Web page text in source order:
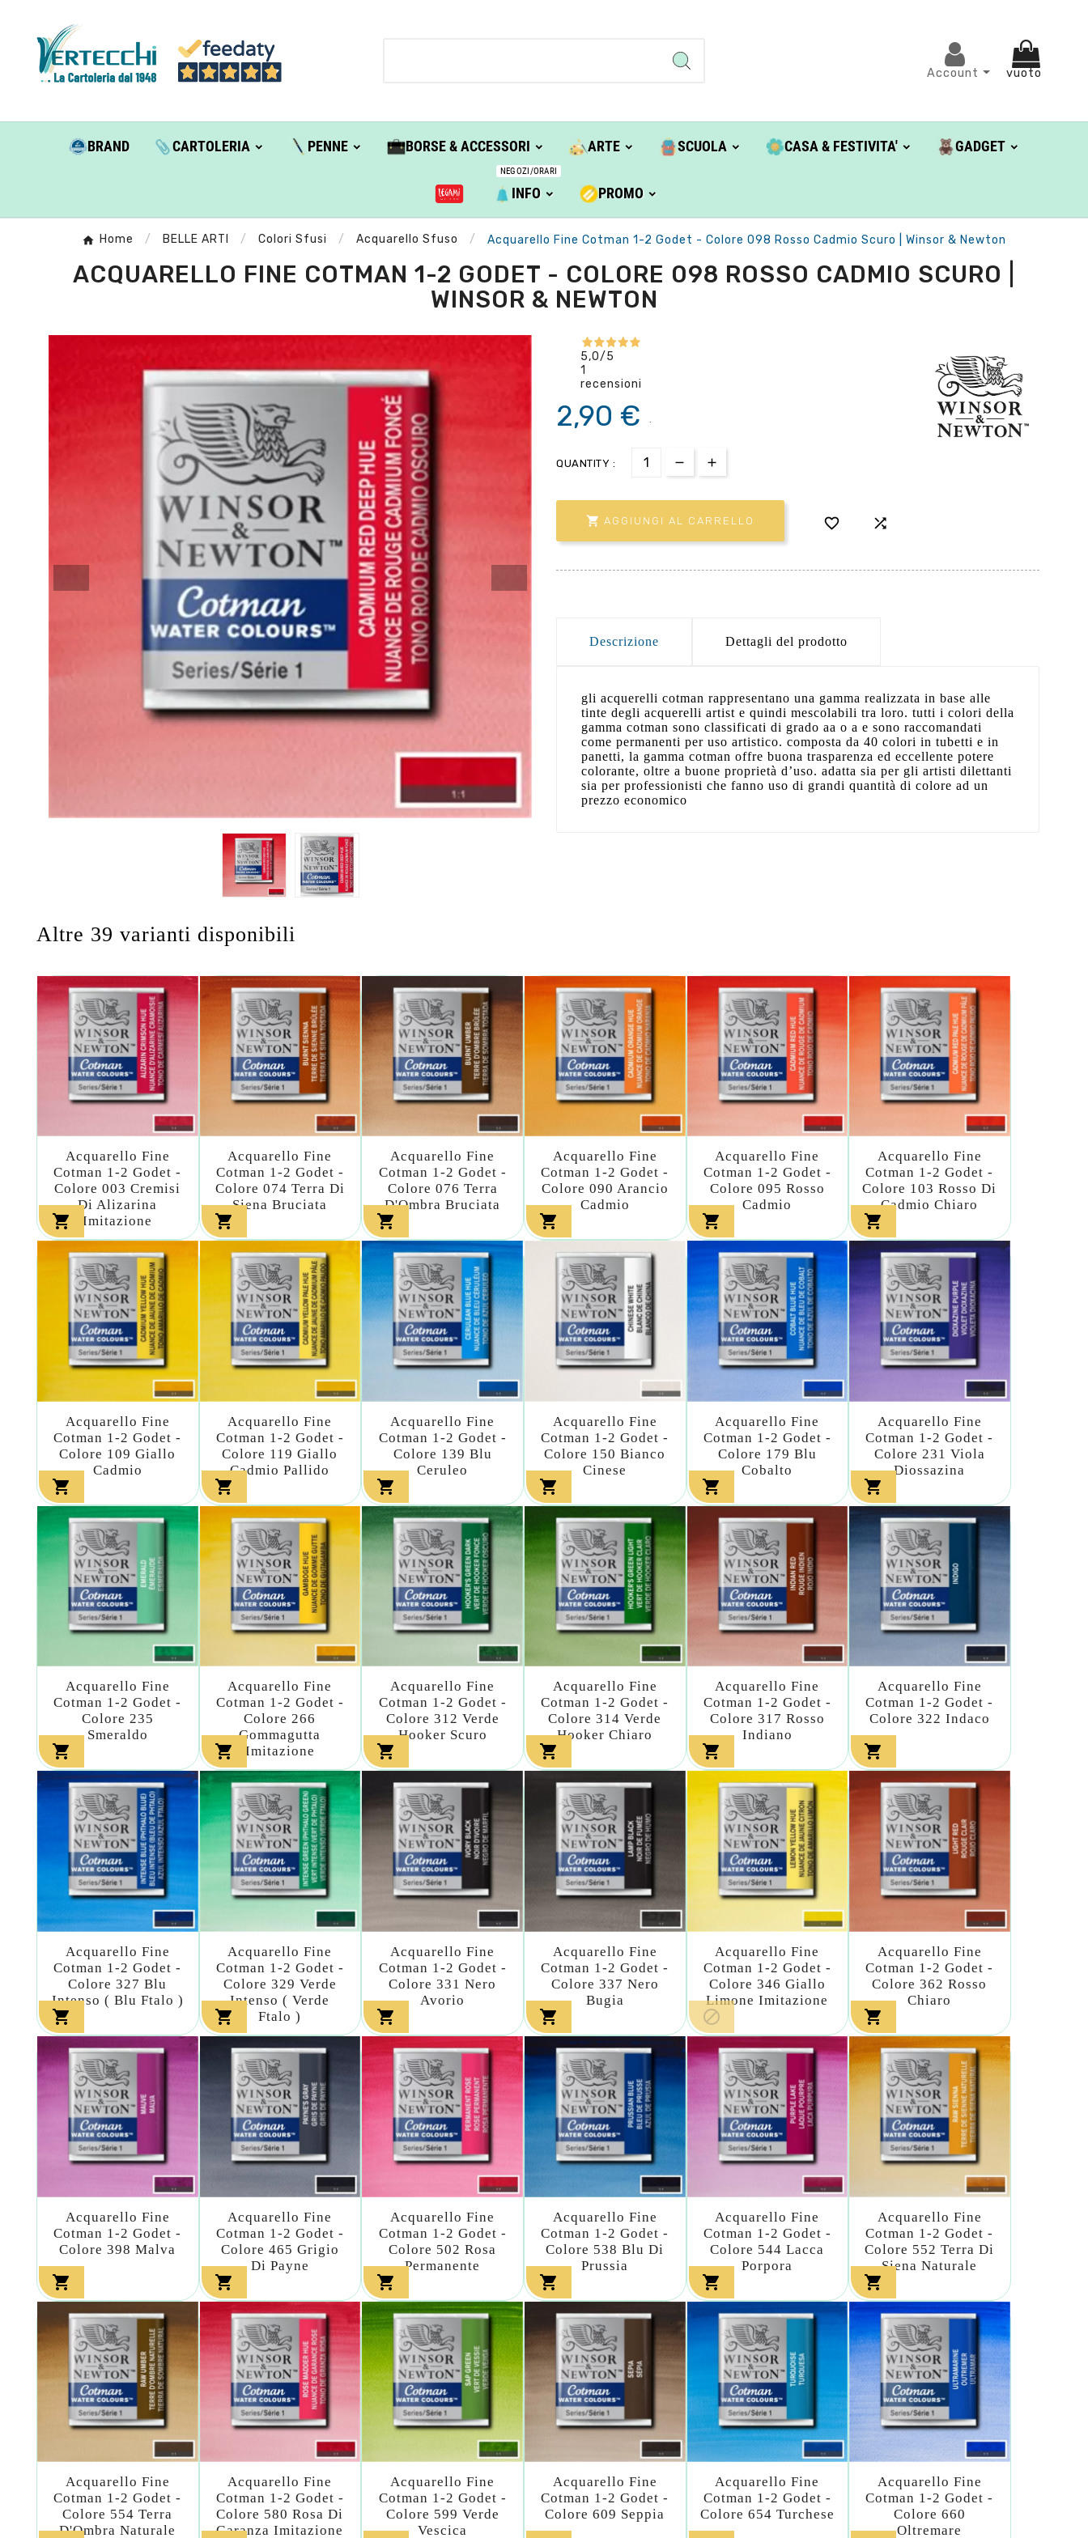
Account vuoto
BRAND CARTOLERIA PENNE BORSE & ACCESSORI ARTE SCUOLA CASA & FESTIVITA' GADGET
INFO
NEGOZI/ORARI
PROMO
Home BELLE ARTI Colori Sfusi Acquarello Sfuso Acquarello Fine Cotman 1-2 Godet - Colore 098 Rosso Cadmio Scuro | Winsor & Newton
ACQUARELLO FINE COTMAN 1-2 GODET - COLORE 098 ROSSO CADMIO SCURO |
WINSOR & NEWTON
5,0/5
1
recensioni
2,90 €
QUANTITY :
 AGGIUNGI AL CARRELLO  
Descrizione Dettagli del prodotto
gli acquerelli cotman rappresentano una gamma realizzata in base alle
tinte degli acquerelli artist e quindi mescolabili tra loro. tutti i colori della
gamma cotman sono classificati di grado aa o a e sono raccomandati
come permanenti per uso artistico. composta da 40 colori in tubetti e in
panetti, la gamma cotman offre buona trasparenza ed eccellente potere
colorante, oltre a buone proprietà d’uso. adatta sia per gli artisti dilettanti
sia per professionisti che fanno uso di grandi quantità di colore ad un
prezzo economico
Altre 39 varianti disponibili
Acquarello Fine
Cotman 1-2 Godet -
Colore 003 Cremisi
Di Alizarina
Imitazione

Acquarello Fine
Cotman 1-2 Godet -
Colore 074 Terra Di
Siena Bruciata

Acquarello Fine
Cotman 1-2 Godet -
Colore 076 Terra
D'Ombra Bruciata

Acquarello Fine
Cotman 1-2 Godet -
Colore 090 Arancio
Cadmio

Acquarello Fine
Cotman 1-2 Godet -
Colore 095 Rosso
Cadmio

Acquarello Fine
Cotman 1-2 Godet -
Colore 103 Rosso Di
Cadmio Chiaro

Acquarello Fine
Cotman 1-2 Godet -
Colore 109 Giallo
Cadmio

Acquarello Fine
Cotman 1-2 Godet -
Colore 119 Giallo
Cadmio Pallido

Acquarello Fine
Cotman 1-2 Godet -
Colore 139 Blu
Ceruleo

Acquarello Fine
Cotman 1-2 Godet -
Colore 150 Bianco
Cinese

Acquarello Fine
Cotman 1-2 Godet -
Colore 179 Blu
Cobalto

Acquarello Fine
Cotman 1-2 Godet -
Colore 231 Viola
Diossazina

Acquarello Fine
Cotman 1-2 Godet -
Colore 235
Smeraldo

Acquarello Fine
Cotman 1-2 Godet -
Colore 266
Gommagutta
Imitazione

Acquarello Fine
Cotman 1-2 Godet -
Colore 312 Verde
Hooker Scuro

Acquarello Fine
Cotman 1-2 Godet -
Colore 314 Verde
Hooker Chiaro

Acquarello Fine
Cotman 1-2 Godet -
Colore 317 Rosso
Indiano

Acquarello Fine
Cotman 1-2 Godet -
Colore 322 Indaco

Acquarello Fine
Cotman 1-2 Godet -
Colore 327 Blu
Intenso ( Blu Ftalo )

Acquarello Fine
Cotman 1-2 Godet -
Colore 329 Verde
Intenso ( Verde
Ftalo )

Acquarello Fine
Cotman 1-2 Godet -
Colore 331 Nero
Avorio

Acquarello Fine
Cotman 1-2 Godet -
Colore 337 Nero
Bugia

Acquarello Fine
Cotman 1-2 Godet -
Colore 346 Giallo
Limone Imitazione

Acquarello Fine
Cotman 1-2 Godet -
Colore 362 Rosso
Chiaro

Acquarello Fine
Cotman 1-2 Godet -
Colore 398 Malva

Acquarello Fine
Cotman 1-2 Godet -
Colore 465 Grigio
Di Payne

Acquarello Fine
Cotman 1-2 Godet -
Colore 502 Rosa
Permanente

Acquarello Fine
Cotman 1-2 Godet -
Colore 538 Blu Di
Prussia

Acquarello Fine
Cotman 1-2 Godet -
Colore 544 Lacca
Porpora

Acquarello Fine
Cotman 1-2 Godet -
Colore 552 Terra Di
Siena Naturale

Acquarello Fine
Cotman 1-2 Godet -
Colore 554 Terra
D'Ombra Naturale
Acquarello Fine
Cotman 1-2 Godet -
Colore 580 Rosa Di
Garanza Imitazione
Acquarello Fine
Cotman 1-2 Godet -
Colore 599 Verde
Vescica
Acquarello Fine
Cotman 1-2 Godet -
Colore 609 Seppia
Acquarello Fine
Cotman 1-2 Godet -
Colore 654 Turchese
Acquarello Fine
Cotman 1-2 Godet -
Colore 660
Oltremare